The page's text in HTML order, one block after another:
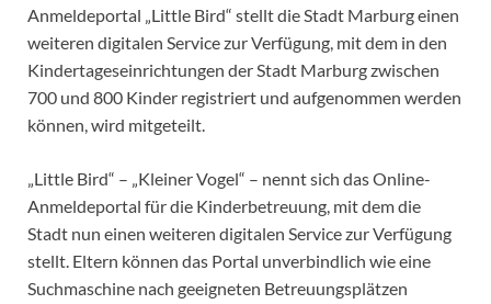
Anmeldeportal „Little Bird“ stellt die Stadt Marburg einen
weiteren digitalen Service zur Verfügung, mit dem in den
Kindertageseinrichtungen der Stadt Marburg zwischen
700 und 800 Kinder registriert und aufgenommen werden
können, wird mitgeteilt.
„Little Bird“ – „Kleiner Vogel“ – nennt sich das Online-
Anmeldeportal für die Kinderbetreuung, mit dem die
Stadt nun einen weiteren digitalen Service zur Verfügung
stellt. Eltern können das Portal unverbindlich wie eine
Suchmaschine nach geeigneten Betreuungsplätzen